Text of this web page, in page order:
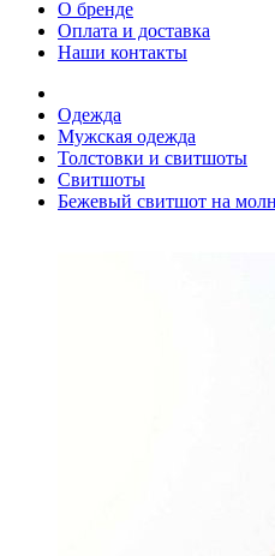
О бренде
Оплата и доставка
Наши контакты
Одежда
Мужская одежда
Толстовки и свитшоты
Свитшоты
Бежевый свитшот на